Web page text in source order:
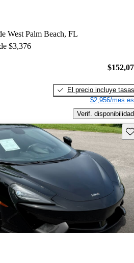
West Palm Beach, FL
$3,376
El precio incluye tasas
$2,956/mes
Verif. disponibilidad